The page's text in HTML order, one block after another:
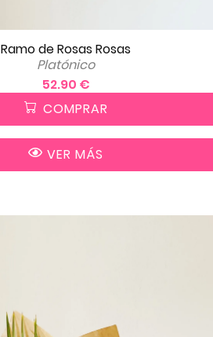
Ramo de Rosas Rosas
Platónico
52.90 €
COMPRAR
VER MÁS